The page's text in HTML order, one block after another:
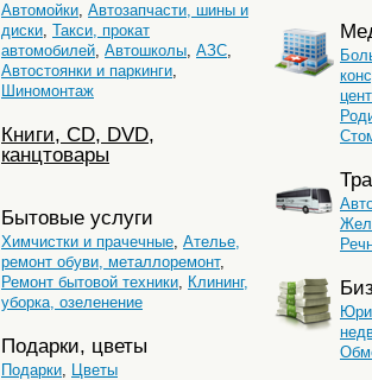
Автомойки, Автозапчасти, шины и
диски, Такси, прокат
автомобилей, Автошколы, АЗС,
Автостоянки и паркинги,
Шиномонтаж
Книги, CD, DVD,
канцтовары
Бытовые услуги
Химчистки и прачечные, Ателье,
ремонт обуви, металлоремонт,
Ремонт бытовой техники, Клининг,
уборка, озеленение
Подарки, цветы
Подарки, Цветы